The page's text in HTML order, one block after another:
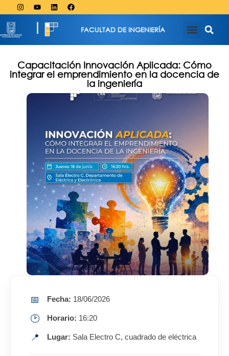
FACULTAD DE INGENIERÍA
Capacitación Innovación Aplicada: Cómo
integrar el emprendimiento en la docencia de
la ingeniería
📅 Fecha: 18/06/2026
🕑 Horario: 16:20
📍 Lugar: Sala Electro C, cuadrado de eléctrica